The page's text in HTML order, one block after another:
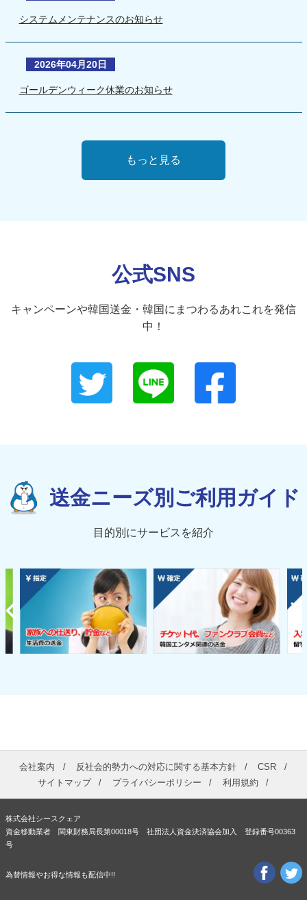
システムメンテナンスのお知らせ
2026年04月20日
ゴールデンウィーク休業のお知らせ
もっと見る
公式SNS
キャンペーンや韓国送金・韓国にまつわるあれこれを発信
中！
送金ニーズ別ご利用ガイド
目的別にサービスを紹介
会社案内 反社会的勢力への対応に関する基本方針
CSR
サイトマップ
プライバシーポリシー 利用規約
株式会社シースクェア
資金移動業者 関東財務局長第00018号 社団法人資金決済協会加入 登録番号00363
号
為替情報やお得な情報も配信中!!